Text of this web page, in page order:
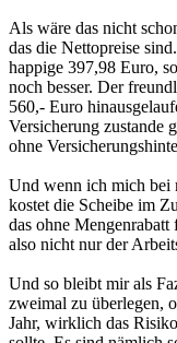
Als wäre das nicht
das die Nettopreise
happige 397,98 Euro,
noch besser. Der
560,- Euro
Versicherung zustande
ohne
Und wenn ich mich bei
kostet die Scheibe im
das ohne
also nicht nur der
Und so bleibt mir als
zweimal zu überlegen,
Jahr, wirklich das